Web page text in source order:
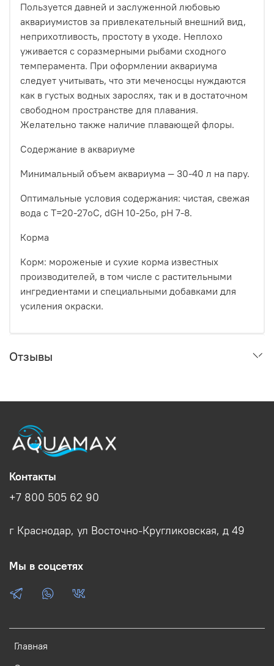
Пользуется давней и заслуженной любовью
аквариумистов за привлекательный внешний вид,
неприхотливость, простоту в уходе. Неплохо
уживается с соразмерными рыбами сходного
темперамента. При оформлении аквариума
следует учитывать, что эти меченосцы нуждаются
как в густых водных зарослях, так и в достаточном
свободном пространстве для плавания.
Желательно также наличие плавающей флоры.
Содержание в аквариуме
Минимальный объем аквариума — 30-40 л на пару.
Оптимальные условия содержания: чистая, свежая
вода с Т=20-27оС, dGH 10-25о, рН 7-8.
Корма
Корм: мороженые и сухие корма известных
производителей, в том числе с растительными
ингредиентами и специальными добавками для
усиления окраски.
Отзывы
Главная
Контакты
+7 800 505 62 90
г Краснодар, ул Восточно-Кругликовская, д 49
Мы в соцсетях